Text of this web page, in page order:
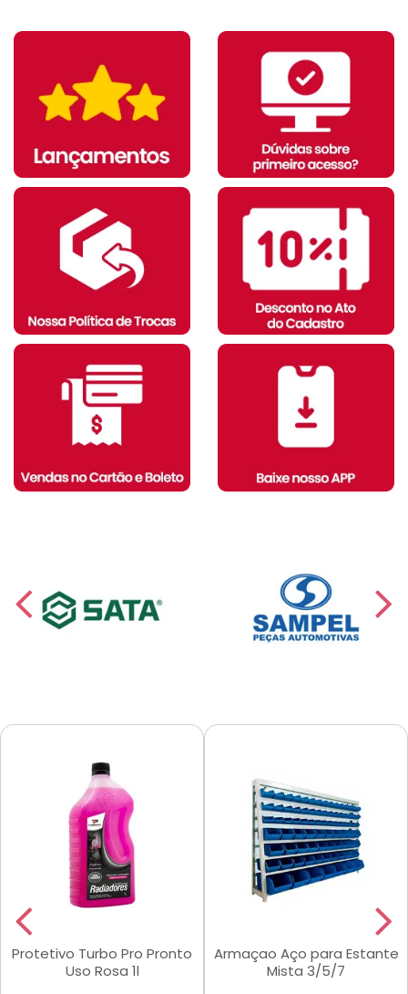
Protetivo Turbo Pro Pronto
Uso Rosa 1l
Armaçao Aço para Estante
Mista 3/5/7